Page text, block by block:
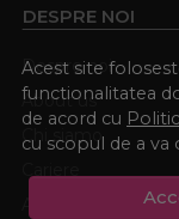
Acest site
functionalitatea
de acord cu
cu scopul de a
DESPRE NOI
Despre noi
About us
Chi siamo
Academia